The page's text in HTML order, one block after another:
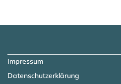
Impressum
Datenschutzerklärung